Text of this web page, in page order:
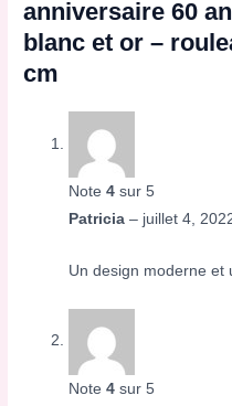
anniversaire 60
blanc et or –
cm
Note4 sur 5
Patricia– juillet 4,
Un design moderne et
Note4 sur 5